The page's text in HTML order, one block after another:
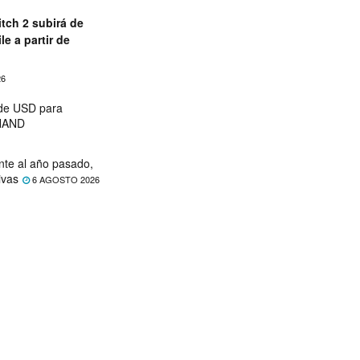
2 subirá de
a partir de
USD para
al año pasado,
6 AGOSTO 2026